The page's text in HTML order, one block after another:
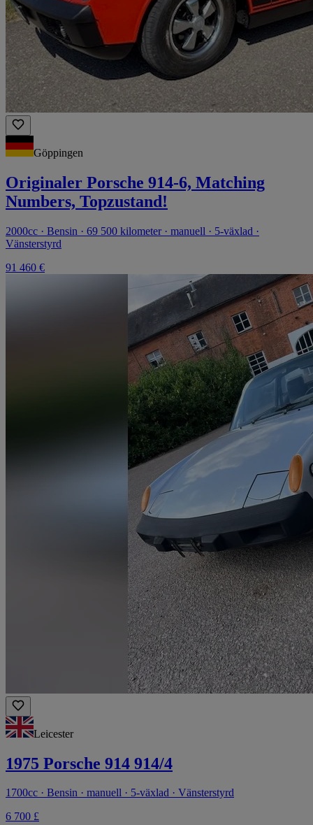
Göppingen
Originaler Porsche 914-6, Matching
Numbers, Topzustand!
2000cc · Bensin · 69 500 kilometer · manuell · 5-växlad ·
Vänsterstyrd
91 460 €
Leicester
1975 Porsche 914 914/4
1700cc · Bensin · manuell · 5-växlad · Vänsterstyrd
6 700 £